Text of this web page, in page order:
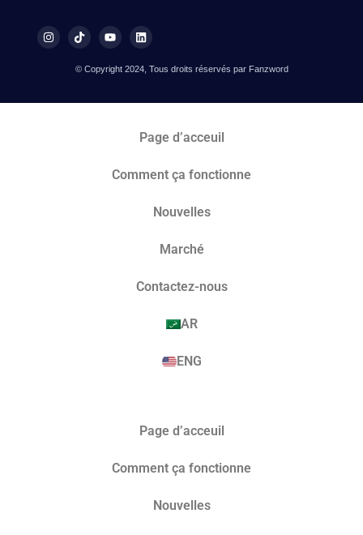
© Copyright 2024, Tous droits réservés par Fanzword
Page d’acceuil
Comment ça fonctionne
Nouvelles
Marché​
Contactez-nous
AR
ENG
Page d’acceuil
Comment ça fonctionne
Nouvelles